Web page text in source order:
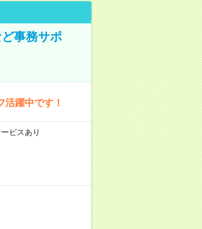
事務サポ
躍中です！
ビスあり